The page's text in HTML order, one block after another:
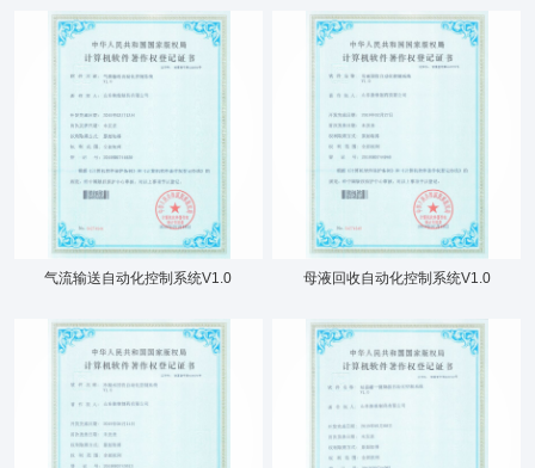
气流输送自动化控制系统V1.0 母液回收自动化控制系统V1.0
关于鲁维